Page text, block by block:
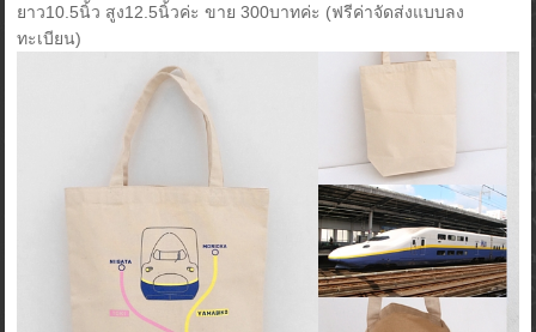
ยาว10.5นิ้ว สูง12.5นิ้วค่ะ ขาย 300บาทค่ะ (ฟรีค่าจัดส่งแบบลง
ทะเบียน)